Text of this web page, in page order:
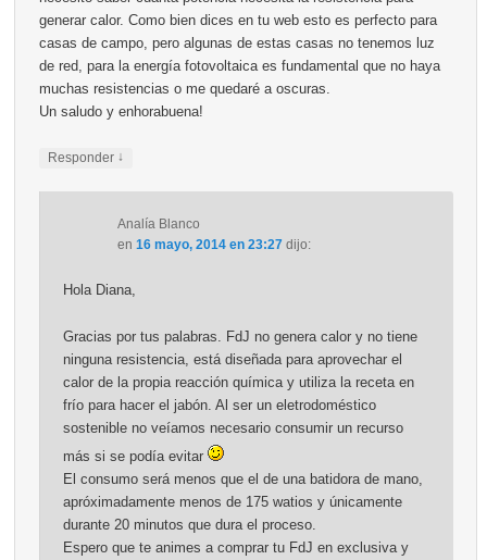
generar calor. Como bien dices en tu web esto es perfecto para
casas de campo, pero algunas de estas casas no tenemos luz
de red, para la energía fotovoltaica es fundamental que no haya
muchas resistencias o me quedaré a oscuras.
Un saludo y enhorabuena!
Responder ↓
Analía Blanco
en 16 mayo, 2014 en 23:27 dijo:
Hola Diana,
Gracias por tus palabras. FdJ no genera calor y no tiene
ninguna resistencia, está diseñada para aprovechar el
calor de la propia reacción química y utiliza la receta en
frío para hacer el jabón. Al ser un eletrodoméstico
sostenible no veíamos necesario consumir un recurso
más si se podía evitar
El consumo será menos que el de una batidora de mano,
apróximadamente menos de 175 watios y únicamente
durante 20 minutos que dura el proceso.
Espero que te animes a comprar tu FdJ en exclusiva y